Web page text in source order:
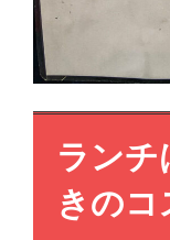
ランチ
きのコ